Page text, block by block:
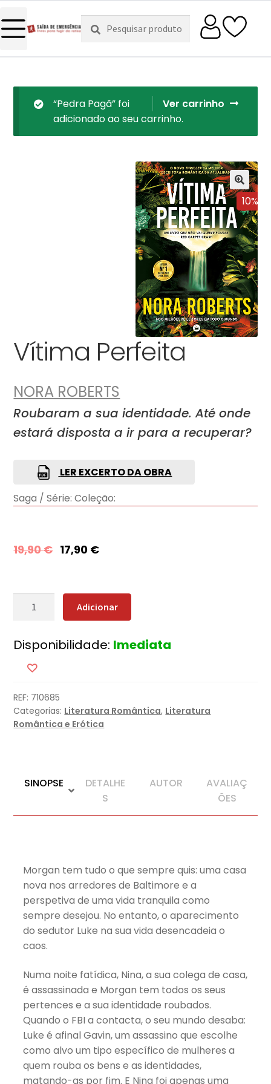
Pesquisar
por:
Pesquisa
Ver carrinho
“Pedra Pagã” foi
adicionado ao seu carrinho.
10%
Vítima Perfeita
NORA ROBERTS
Roubaram a sua identidade. Até onde
estará disposta a ir para a recuperar?
LER EXCERTO DA OBRA
Saga / Série: Coleção:
19,90€ 17,90 €
Quantidade
Perfeita
Adicionar
Disponibilidade: Imediata
REF: 710685
Categorias: Literatura Romântica, Literatura
Romântica e Erótica
SINOPSE
DETALHE
S
AUTOR
AVALIAÇ
ÕES
Morgan tem tudo o que sempre quis: uma casa
nova nos arredores de Baltimore e a
perspetiva de uma vida tranquila como
sempre desejou. No entanto, o aparecimento
do sedutor Luke na sua vida desencadeia o
caos.
Numa noite fatídica, Nina, a sua colega de casa,
é assassinada e Morgan tem todos os seus
pertences e a sua identidade roubados.
Quando o FBI a contacta, o seu mundo desaba:
Luke é afinal Gavin, um assassino que escolhe
como alvo um tipo específico de mulheres a
quem rouba os bens e as identidades,
matando-as por fim. E Nina foi apenas uma